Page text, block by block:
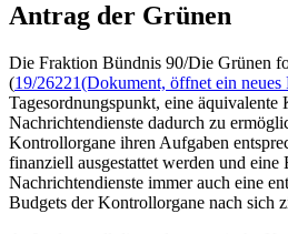
Antrag der Grünen
Die Fraktion Bündnis 90/Die Grünen
(19/26221(Dokument, öffnet ein neues
Tagesordnungspunkt, eine äquivalente
Nachrichtendienste dadurch zu
Kontrollorgane ihren Aufgaben
finanziell ausgestattet werden und eine
Nachrichtendienste immer auch eine
Budgets der Kontrollorgane nach sich